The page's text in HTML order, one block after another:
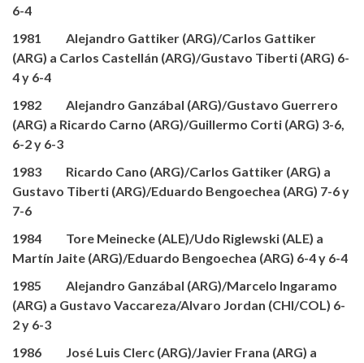
6-4
1981 Alejandro Gattiker (ARG)/Carlos Gattiker
(ARG) a Carlos Castellán (ARG)/Gustavo Tiberti (ARG) 6-
4 y 6-4
1982 Alejandro Ganzábal (ARG)/Gustavo Guerrero
(ARG) a Ricardo Carno (ARG)/Guillermo Corti (ARG) 3-6,
6-2 y 6-3
1983 Ricardo Cano (ARG)/Carlos Gattiker (ARG) a
Gustavo Tiberti (ARG)/Eduardo Bengoechea (ARG) 7-6 y
7-6
1984 Tore Meinecke (ALE)/Udo Riglewski (ALE) a
Martín Jaite (ARG)/Eduardo Bengoechea (ARG) 6-4 y 6-4
1985 Alejandro Ganzábal (ARG)/Marcelo Ingaramo
(ARG) a Gustavo Vaccareza/Alvaro Jordan (CHI/COL) 6-
2 y 6-3
1986 José Luis Clerc (ARG)/Javier Frana (ARG) a